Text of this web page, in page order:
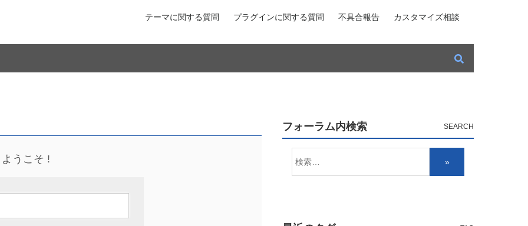
テーマに関する質問 プラグインに関する質問 不具合報告 カスタマイズ相談
ようこそ !
フォーラム内検索